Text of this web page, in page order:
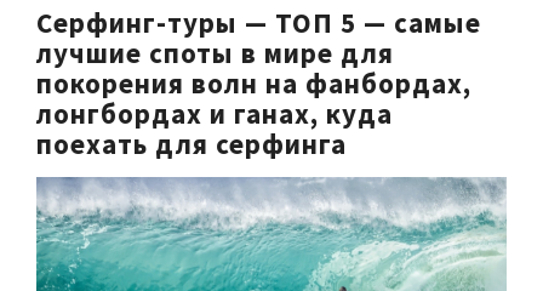
Серфинг-туры — ТОП 5 — самые
лучшие споты в мире для
покорения волн на фанбордах,
лонгбордах и ганах, куда
поехать для серфинга